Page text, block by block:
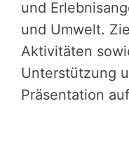
und
und Umwelt.
Aktivitäten
Unterstützung
Präsentation